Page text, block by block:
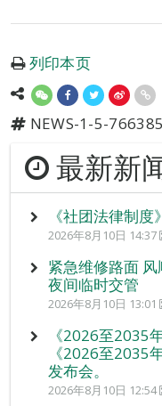
列印本页
NEWS-1-5-766385
最新新
《社团法律制
2026年8月10日 14:37
紧急维修路面
夜间临时交管
2026年8月10日 13:01
《2026至2035
《2026至2035
发布会。
2026年8月10日 12:54